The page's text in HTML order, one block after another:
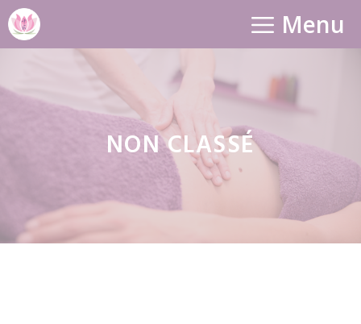
Aller
au
Menu
NON CLASSÉ